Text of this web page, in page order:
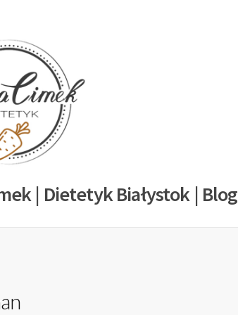
| Dietetyk Białystok | Blog